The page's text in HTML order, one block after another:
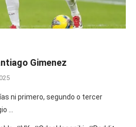
Gimenez
ni primero, segundo o tercer
…